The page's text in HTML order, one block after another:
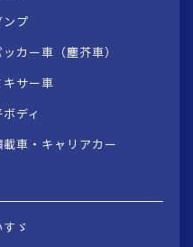
ンプ
ッカー車（塵芥車）
キサー車
ディ
載車・キャリアカー
すゞ